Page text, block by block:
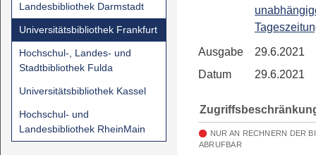
Landesbibliothek Darmstadt
Universitätsbibliothek Frankfurt
Hochschul-, Landes- und
Stadtbibliothek Fulda
Universitätsbibliothek Kassel
Hochschul- und
Landesbibliothek RheinMain
Ausgabe
29.6.2021
Datum
29.6.2021
NUR AN RECHNERN DER
ABRUFBAR